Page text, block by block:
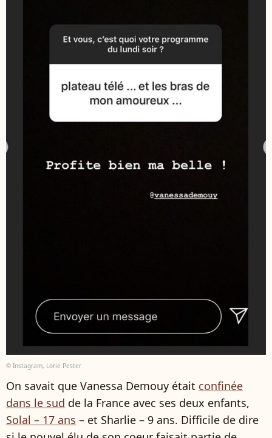
© Instagram, Lorie Pester
On savait que Vanessa Demouy était confinée
dans le sud de la France avec ses deux enfants,
Solal – 17 ans – et Sharlie – 9 ans. Difficile de dire